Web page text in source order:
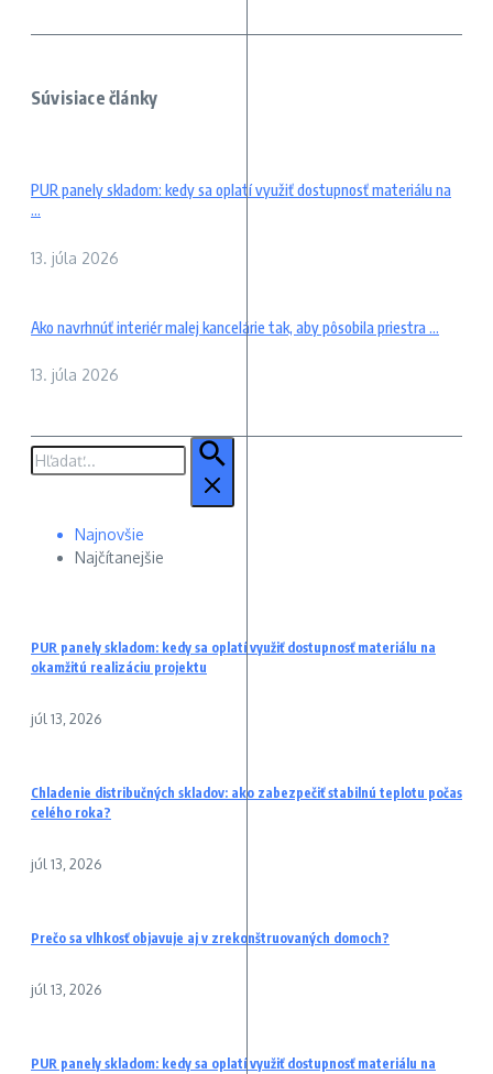
Súvisiace články
PUR panely skladom: kedy sa oplatí využiť dostupnosť materiálu na
...
13. júla 2026
Ako navrhnúť interiér malej kancelárie tak, aby pôsobila priestra ...
13. júla 2026
Hľadať:
Najnovšie
Najčítanejšie
PUR panely skladom: kedy sa oplatí využiť dostupnosť materiálu na
okamžitú realizáciu projektu
júl 13, 2026
Chladenie distribučných skladov: ako zabezpečiť stabilnú teplotu počas
celého roka?
júl 13, 2026
Prečo sa vlhkosť objavuje aj v zrekonštruovaných domoch?
júl 13, 2026
PUR panely skladom: kedy sa oplatí využiť dostupnosť materiálu na